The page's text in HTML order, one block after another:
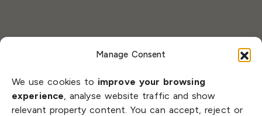
Manage Consent
We use cookies to improve your browsing
experience, analyse website traffic and show
relevant property content. You can accept, reject or